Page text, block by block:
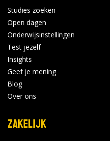
Studies zoeken
Open dagen
Onderwijsinstellingen
Test jezelf
Insights
Geef je mening
Blog
Over ons
Zakelijk